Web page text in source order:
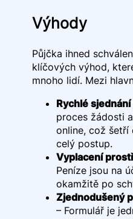
Výhody
Půjčka ihned
klíčových výhod,
mnoho lidí. Mezi
Rychlé
proces žádosti
online, což šetří
celý postup.
Vyplacení
Peníze jsou na
okamžitě po
Zjednodušený
– Formulář je